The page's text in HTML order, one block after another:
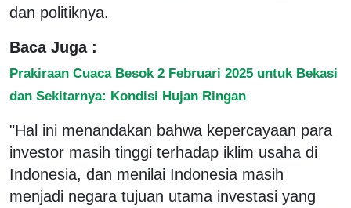
dan politiknya.
Baca Juga :
Prakiraan Cuaca Besok 2 Februari 2025 untuk Bekasi
dan Sekitarnya: Kondisi Hujan Ringan
"Hal ini menandakan bahwa kepercayaan para
investor masih tinggi terhadap iklim usaha di
Indonesia, dan menilai Indonesia masih
menjadi negara tujuan utama investasi yang